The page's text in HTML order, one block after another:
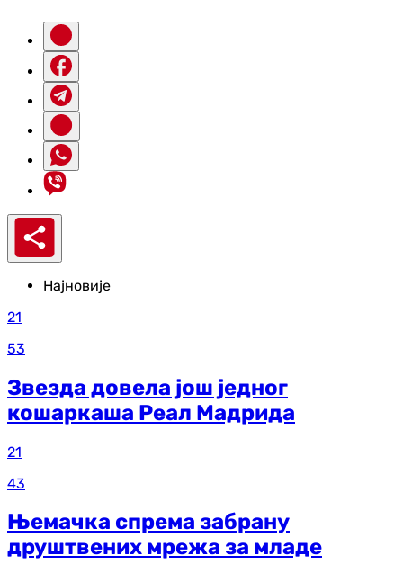
Најновије
21
53
Звезда довела још једног
кошаркаша Реал Мадрида
21
43
Њемачка спрема забрану
друштвених мрежа за младе